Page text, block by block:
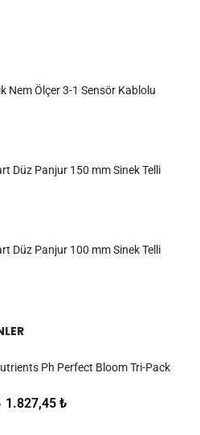
Nem Ölçer 3-1 Sensör Kablolu
Düz Panjur 150 mm Sinek Telli
Düz Panjur 100 mm Sinek Telli
Ph Perfect Bloom Tri-Pack
1.827,45 ₺